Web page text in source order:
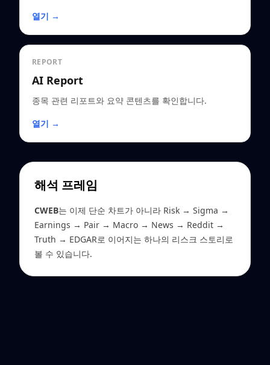
열기 →
REPORT
AI Report
종목 관련 리포트와 요약 콘텐츠를 확인합니다.
열기 →
해석 프레임
CWEB는 이제 단순 차트가 아니라 Risk → Sigma →
Earnings → Pair → Macro → News → Reddit →
Truth → EDGAR로 이어지는 하나의 리스크 스토리로
볼 수 있습니다.